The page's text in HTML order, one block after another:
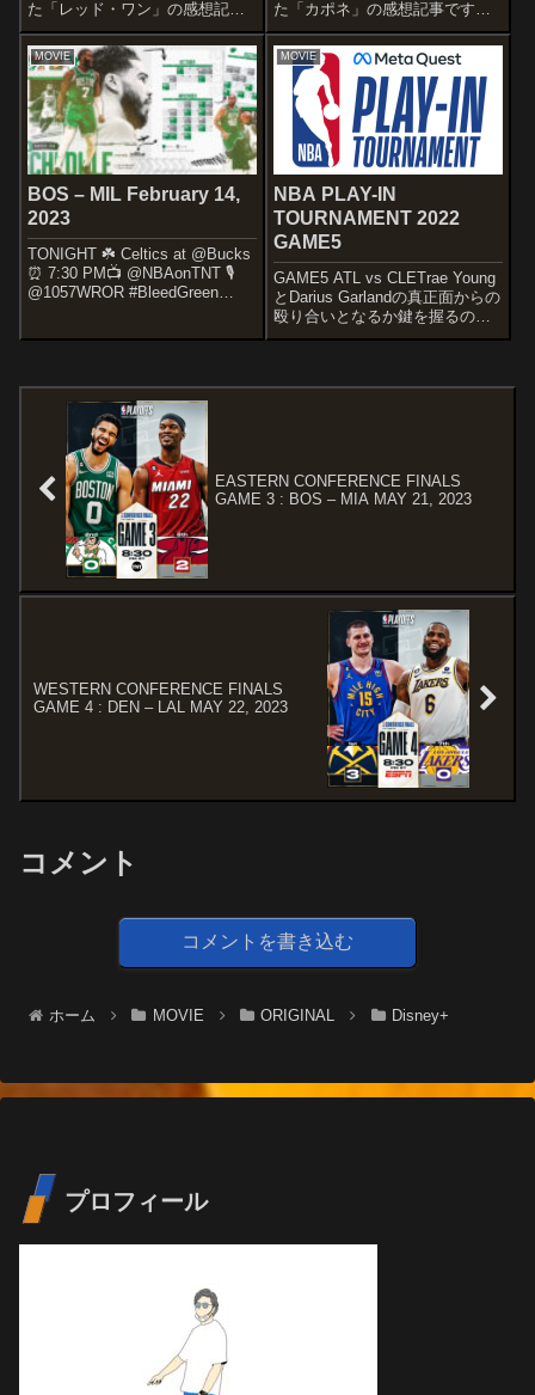
た「レッド・ワン」の感想記事
です。オススメ度あらすじ＆予
告編クリスマス・イブの前夜、
コードネーム「レッド・ワン」
ことサンタクロースが何者かに
誘拐された。サンタクロース護
衛隊長のカ...
た「カポネ」の感想記事です。
史上最も有名なギャングスタ
ー”アル・カポネ”の、その知られ
ざる最晩年を映画化した伝記作
品です。オススメ度あらすじ＆
予告編1940年代半ば、長い服役
生活を...
MOVIE
BOS – MIL February 14,
2023
TONIGHT ☘️ Celtics at @Bucks
⏰ 7:30 PM📺 @NBAonTNT 🎙️
@1057WROR #BleedGreen
MOVIE
NBA PLAY-IN
TOURNAMENT 2022
GAME5
GAME5 ATL vs CLETrae Young
とDarius Garlandの真正面からの
殴り合いとなるか鍵を握るのは
ATLは全開本領発揮できなかっ
の2nd Unitとい...
EASTERN CONFERENCE FINALS
GAME 3 : BOS – MIA MAY 21, 2023
WESTERN CONFERENCE FINALS
GAME 4 : DEN – LAL MAY 22, 2023
コメント
コメントを書き込む
ホーム MOVIE ORIGINAL Disney+
プロフィール